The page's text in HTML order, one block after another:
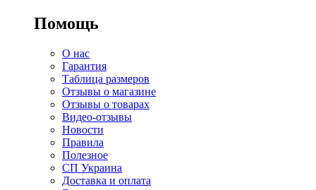
Помощь
О нас
Гарантия
Таблица размеров
Отзывы о магазине
Отзывы о товарах
Видео-отзывы
Новости
Правила
Полезное
СП Украина
Доставка и оплата